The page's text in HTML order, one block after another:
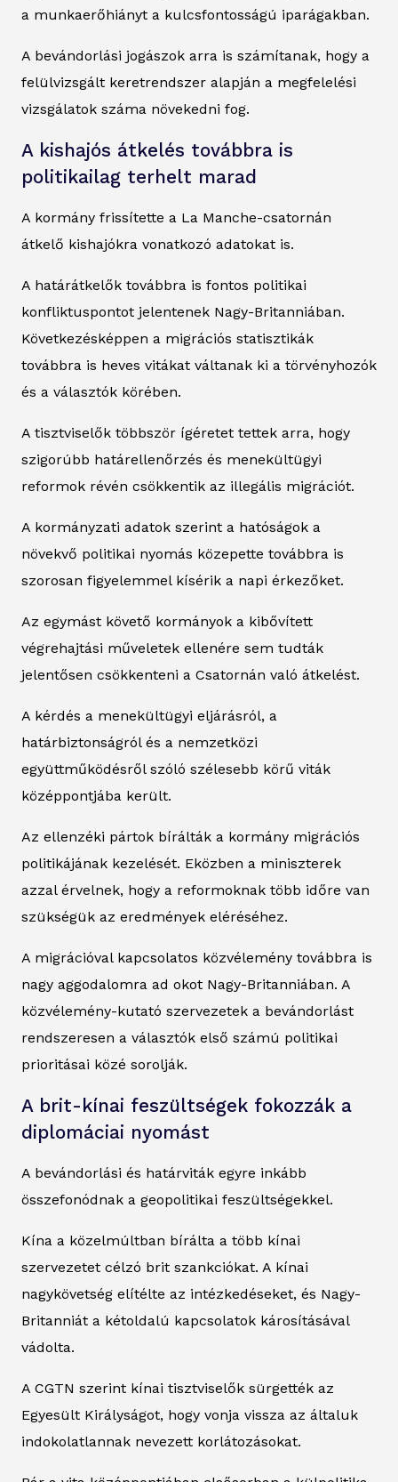
a munkaerőhiányt a kulcsfontosságú iparágakban.
A bevándorlási jogászok arra is számítanak, hogy a
felülvizsgált keretrendszer alapján a megfelelési
vizsgálatok száma növekedni fog.
A kishajós átkelés továbbra is
politikailag terhelt marad
A kormány frissítette a La Manche-csatornán
átkelő kishajókra vonatkozó adatokat is.
A határátkelők továbbra is fontos politikai
konfliktuspontot jelentenek Nagy-Britanniában.
Következésképpen a migrációs statisztikák
továbbra is heves vitákat váltanak ki a törvényhozók
és a választók körében.
A tisztviselők többször ígéretet tettek arra, hogy
szigorúbb határellenőrzés és menekültügyi
reformok révén csökkentik az illegális migrációt.
A kormányzati adatok szerint a hatóságok a
növekvő politikai nyomás közepette továbbra is
szorosan figyelemmel kísérik a napi érkezőket.
Az egymást követő kormányok a kibővített
végrehajtási műveletek ellenére sem tudták
jelentősen csökkenteni a Csatornán való átkelést.
A kérdés a menekültügyi eljárásról, a
határbiztonságról és a nemzetközi
együttműködésről szóló szélesebb körű viták
középpontjába került.
Az ellenzéki pártok bírálták a kormány migrációs
politikájának kezelését. Eközben a miniszterek
azzal érvelnek, hogy a reformoknak több időre van
szükségük az eredmények eléréséhez.
A migrációval kapcsolatos közvélemény továbbra is
nagy aggodalomra ad okot Nagy-Britanniában. A
közvélemény-kutató szervezetek a bevándorlást
rendszeresen a választók első számú politikai
prioritásai közé sorolják.
A brit-kínai feszültségek fokozzák a
diplomáciai nyomást
A bevándorlási és határviták egyre inkább
összefonódnak a geopolitikai feszültségekkel.
Kína a közelmúltban bírálta a több kínai
szervezetet célzó brit szankciókat. A kínai
nagykövetség elítélte az intézkedéseket, és Nagy-
Britanniát a kétoldalú kapcsolatok károsításával
vádolta.
A CGTN szerint kínai tisztviselők sürgették az
Egyesült Királyságot, hogy vonja vissza az általuk
indokolatlannak nevezett korlátozásokat.